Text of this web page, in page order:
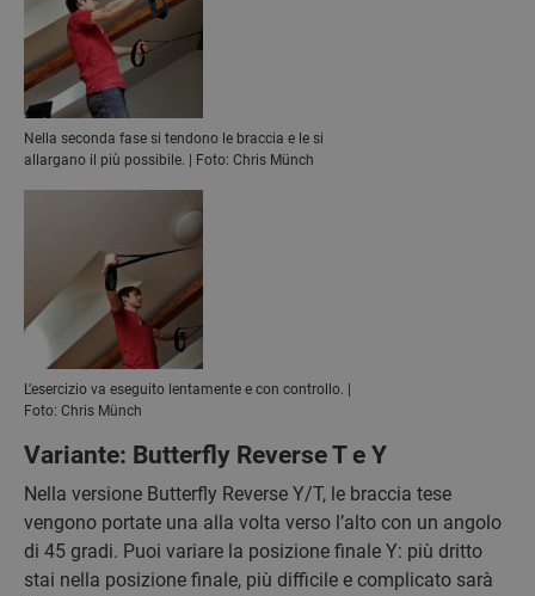
Nella seconda fase si tendono le braccia e le si
allargano il più possibile. | Foto: Chris Münch
L’esercizio va eseguito lentamente e con controllo. |
Foto: Chris Münch
Variante: Butterfly Reverse T e Y
Nella versione Butterfly Reverse Y/T, le braccia tese
vengono portate una alla volta verso l’alto con un angolo
di 45 gradi. Puoi variare la posizione finale Y: più dritto
stai nella posizione finale, più difficile e complicato sarà